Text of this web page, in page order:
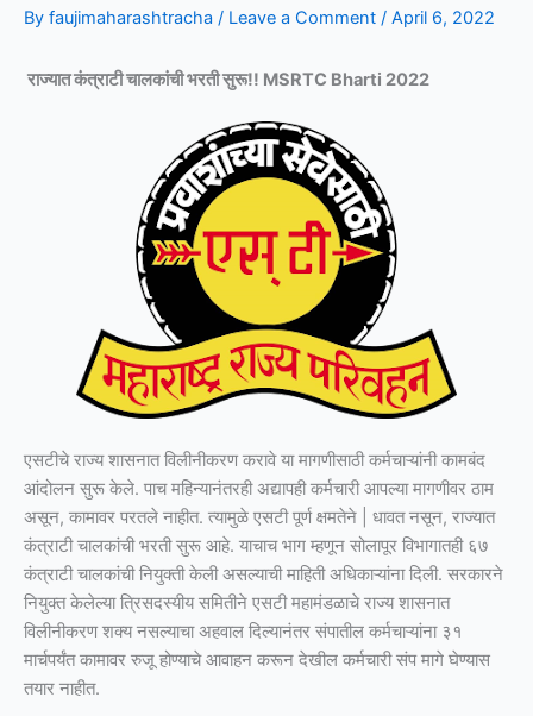
By faujimaharashtracha / Leave a Comment / April 6, 2022
राज्यात कंत्राटी चालकांची भरती सुरू!! MSRTC Bharti 2022
एसटीचे राज्य शासनात विलीनीकरण करावे या मागणीसाठी कर्मचाऱ्यांनी कामबंद
आंदोलन सुरू केले. पाच महिन्यानंतरही अद्यापही कर्मचारी आपल्या मागणीवर ठाम
असून, कामावर परतले नाहीत. त्यामुळे एसटी पूर्ण क्षमतेने | धावत नसून, राज्यात
कंत्राटी चालकांची भरती सुरू आहे. याचाच भाग म्हणून सोलापूर विभागातही ६७
कंत्राटी चालकांची नियुक्ती केली असल्याची माहिती अधिकाऱ्यांना दिली. सरकारने
नियुक्त केलेल्या त्रिसदस्यीय समितीने एसटी महामंडळाचे राज्य शासनात
विलीनीकरण शक्य नसल्याचा अहवाल दिल्यानंतर संपातील कर्मचाऱ्यांना ३१
मार्चपर्यंत कामावर रुजू होण्याचे आवाहन करून देखील कर्मचारी संप मागे घेण्यास
तयार नाहीत.